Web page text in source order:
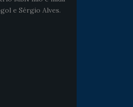
e Sérgio Alves.